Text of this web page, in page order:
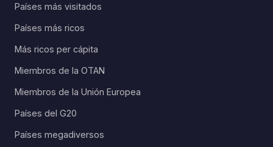
Países más visitados
Países más ricos
Más ricos per cápita
Miembros de la OTAN
Miembros de la Unión Europea
Países del G20
Países megadiversos